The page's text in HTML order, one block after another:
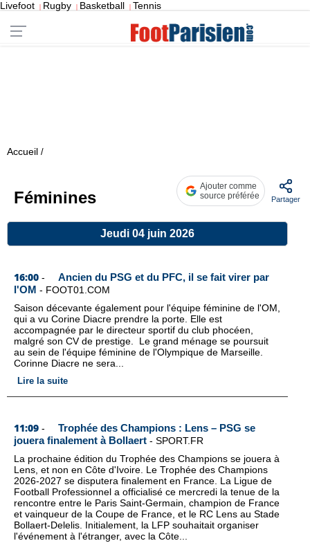
Livefoot | Rugby | Basketball | Tennis
Accueil /
Féminines
Ajouter comme
source préférée
Partager
Jeudi 04 juin 2026
16:00 -
Ancien du PSG et du PFC, il se fait virer par
l'OM - FOOT01.COM
Saison décevante également pour l'équipe féminine de l'OM,
qui a vu Corine Diacre prendre la porte. Elle est
accompagnée par le directeur sportif du club phocéen,
malgré son CV de prestige. Le grand ménage se poursuit
au sein de l'équipe féminine de l'Olympique de Marseille.
Corinne Diacre ne sera...
Lire la suite
11:09 -
Trophée des Champions : Lens – PSG se
jouera finalement à Bollaert - SPORT.FR
La prochaine édition du Trophée des Champions se jouera à
Lens, et non en Côte d'Ivoire. Le Trophée des Champions
2026-2027 se disputera finalement en France. La Ligue de
Football Professionnel a officialisé ce mercredi la tenue de la
rencontre entre le Paris Saint-Germain, champion de France
et vainqueur de la Coupe de France, et le RC Lens au Stade
Bollaert-Delelis. Initialement, la LFP souhaitait organiser
l'événement à l'étranger, avec la Côte...